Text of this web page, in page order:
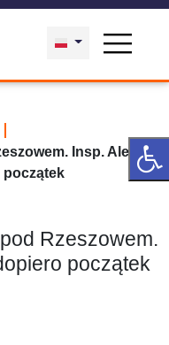
Insp. Alena
początek
Rzeszowem.
początek